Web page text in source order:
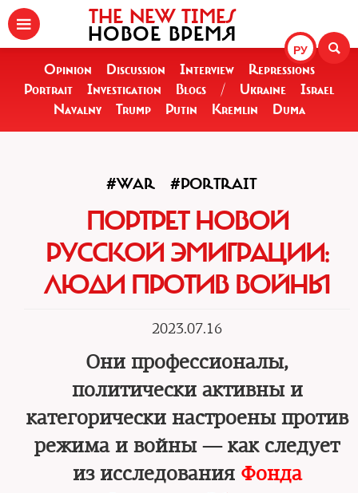
РУ
THE NEW TIMES
НОВОЕ ВРЕМЯ
Opinion Discussion Interview
Repressions
Portrait
Investigation Blogs / Ukraine
Israel
Navalny
Trump Putin Kremlin Duma
#WAR #PORTRAIT
ПОРТРЕТ НОВОЙ
РУССКОЙ ЭМИГРАЦИИ:
ЛЮДИ ПРОТИВ ВОЙНЫ
2023.07.16
Они профессионалы,
политически активны и
категорически настроены против
режима и войны — как следует
из исследования Фонда